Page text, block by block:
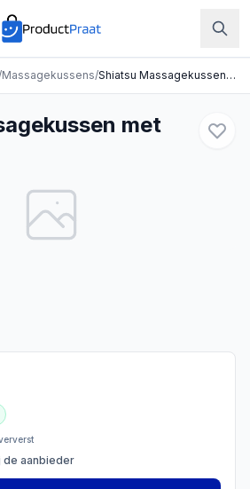
Massagekussens/ Shiatsu Massagekussen met Warmte
met
aanbieder